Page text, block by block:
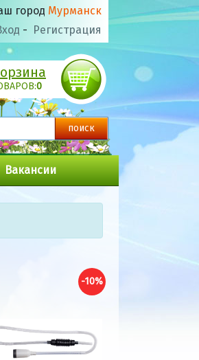
город Мурманск
- Регистрация
0
Вакансии
-10%